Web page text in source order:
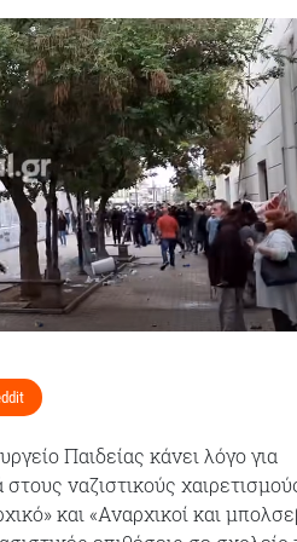
Παιδείας κάνει λόγο για
ναζιστικούς
και «Αναρχικοί και